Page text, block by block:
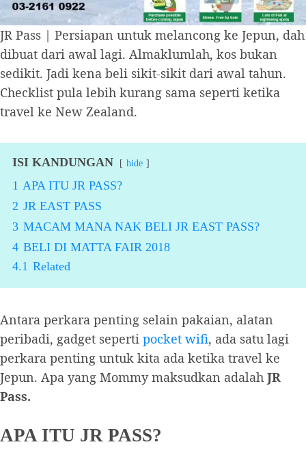
JR Pass | Persiapan untuk melancong ke Jepun, dah
dibuat dari awal lagi. Almaklumlah, kos bukan
sedikit. Jadi kena beli sikit-sikit dari awal tahun.
Checklist pula lebih kurang sama seperti ketika
travel ke New Zealand.
ISI KANDUNGAN hide
1 APA ITU JR PASS?
2 JR EAST PASS
3 MACAM MANA NAK BELI JR EAST PASS?
4 BELI DI MATTA FAIR 2018
4.1 Related
Antara perkara penting selain pakaian, alatan
peribadi, gadget seperti pocket wifi, ada satu lagi
perkara penting untuk kita ada ketika travel ke
Jepun. Apa yang Mommy maksudkan adalah JR
Pass.
APA ITU JR PASS?